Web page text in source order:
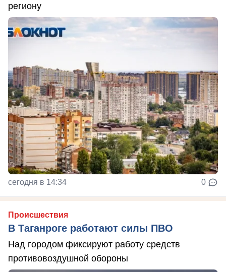
региону
сегодня в 14:34 0
Происшествия
В Таганроге работают силы ПВО
Над городом фиксируют работу средств
противовоздушной обороны